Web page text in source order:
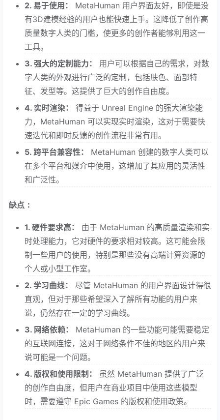
2. 易于使用：
MetaHuman 用户界面友好，即使是没
有3D建模经验的用户也能快速上手。这降低了创作高
质量数字人类的门槛，使更多的创作者能够利用这一
工具。
3. 强大的定制能力：
用户可以根据自己的需求，对数
字人类的外观进行广泛的定制，包括肤色、面部特
征、发型等。这提供了巨大的创作自由度。
4. 实时渲染：
得益于 Unreal Engine 的强大渲染能
力，MetaHuman 可以实现实时渲染，这对于需要快
速迭代和即时反馈的创作流程非常有用。
5. 跨平台兼容性：
MetaHuman 创建的数字人类可以
在多个平台和媒介中使用，这增加了其应用的灵活性
和广泛性。
缺点：
1. 硬件要求高：
由于 MetaHuman 的高质量渲染和实
时处理能力，它对硬件的要求相对较高。这可能会限
制一些用户的使用，特别是那些没有高端计算资源的
个人或小型工作室。
2. 学习曲线：
尽管 MetaHuman 的用户界面设计得很
直观，但对于那些希望深入了解所有功能的用户来
说，仍然存在一定的学习曲线。
3. 网络依赖：
MetaHuman 的一些功能可能需要稳定
的互联网连接，这对于网络条件不佳的地区的用户来
说可能是一个问题。
4. 版权和使用限制：
虽然 MetaHuman 提供了广泛
的创作自由度，但用户在商业项目中使用这些模型
时，需要遵守 Epic Games 的版权和使用政策。